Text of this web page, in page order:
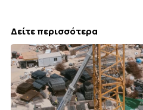
Δείτε περισσότερα